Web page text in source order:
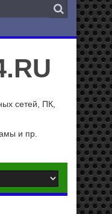
сетей, ПК,
и пр.